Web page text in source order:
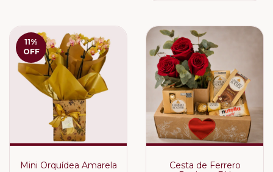
11%
OFF
Mini Orquídea Amarela
Cesta de Ferrero